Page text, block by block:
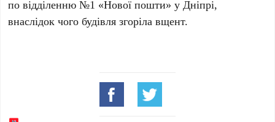
по відділенню№1 «Нової пошти» у Дніпрі,
внаслідок чого будівля згоріла вщент.